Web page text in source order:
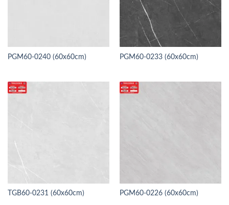
PGM60-0240 (60x60cm) PGM60-0233 (60x60cm)
TGB60-0231 (60x60cm) PGM60-0226 (60x60cm)